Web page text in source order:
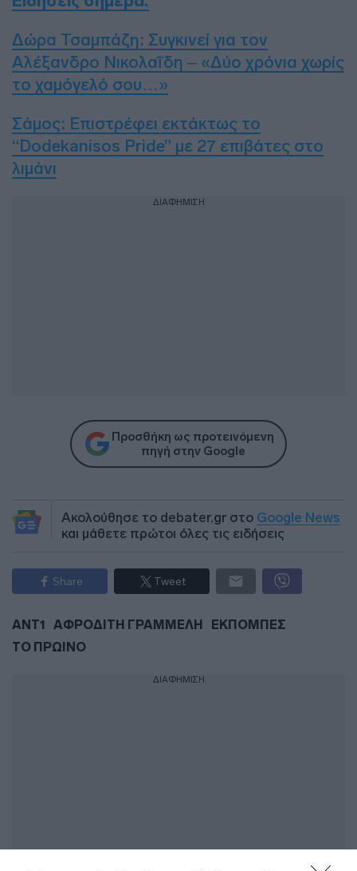
Δώρα Τσαμπάζη: Συγκινεί για τον
Αλέξανδρο Νικολαΐδη – «Δύο χρόνια χωρίς
το χαμόγελό σου…»
Σάμος: Επιστρέφει εκτάκτως το
“Dodekanisos Pride” με 27 επιβάτες στο
λιμάνι
ΔΙΑΦΗΜΙΣΗ
Προσθήκη ως προτεινόμενη
πηγή στην Google
Ακολούθησε το debater.gr στο Google News
και μάθετε πρώτοι όλες τις ειδήσεις
Share Tweet
ΑΝΤ1 ΑΦΡΟΔΙΤΗ ΓΡΑΜΜΕΛΗ
ΕΚΠΟΜΠΕΣ
ΤΟ ΠΡΩΙΝΟ
ΔΙΑΦΗΜΙΣΗ